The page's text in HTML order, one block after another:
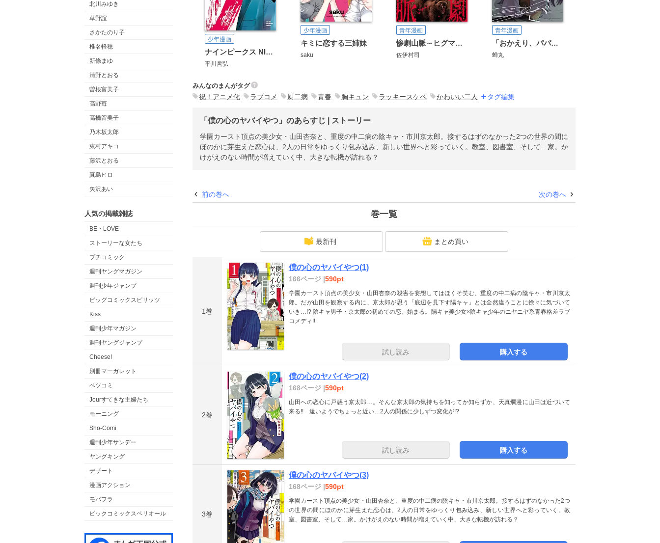
北川みゆき
草野誼
さかたのり子
椎名軽穂
新條まゆ
清野とおる
曽根富美子
高野苺
高橋留美子
乃木坂太郎
東村アキコ
藤沢とおる
真島ヒロ
矢沢あい
人気の掲載雑誌
BE・LOVE
ストーリーな女たち
プチコミック
週刊ヤングマガジン
週刊少年ジャンプ
ビッグコミックスピリッツ
Kiss
週刊少年マガジン
週刊ヤングジャンプ
Cheese!
別冊マーガレット
ベツコミ
Jourすてきな主婦たち
モーニング
Sho-Comi
週刊少年サンデー
ヤングキング
デザート
漫画アクション
モバフラ
ビックコミックスペリオール
少年漫画
ナインピークス NINE PEAKS
平川哲弘
少年漫画
キミに恋する三姉妹
saku
青年漫画
惨劇山脈～ヒグマ襲撃～
佐伊村司
青年漫画
「おかえり、パパ」【電子単行本】
蝉丸
みんなのまんがタグ
祝！アニメ化 ラブコメ 厨二病 青春 胸キュン ラッキースケベ かわいい二人 タグ編集
「僕の心のヤバイやつ」のあらすじ | ストーリー
学園カースト頂点の美少女・山田杏奈と、重度の中二病の陰キャ・市川京太郎。接するはずのなかった2つの世界の間に
ほのかに芽生えた恋心は、2人の日常をゆっくり包み込み、新しい世界へと彩っていく。教室、図書室、そして…家。か
けがえのない時間が増えていく中、大きな転機が訪れる？
前の巻へ 次の巻へ
巻一覧
最新刊 まとめ買い
1巻
僕の心のヤバイやつ(1)
166ページ |590pt
学園カースト頂点の美少女・山田杏奈の殺害を妄想してはほくそ笑む、重度の中二病の陰キャ・市川京太
郎。だが山田を観察する内に、京太郎が思う「底辺を見下す陽キャ」とは全然違うことに徐々に気づいて
いき…!? 陰キャ男子・京太郎の初めての恋、始まる。陽キャ美少女×陰キャ少年のニヤニヤ系青春格差ラブ
コメディ!!
試し読み 購入する
2巻
僕の心のヤバイやつ(2)
168ページ |590pt
山田への恋心に戸惑う京太郎…。そんな京太郎の気持ちを知ってか知らずか、天真爛漫に山田は近づいて
来る!! 遠いようでちょっと近い…2人の関係に少しずつ変化が!?
試し読み 購入する
3巻
僕の心のヤバイやつ(3)
168ページ |590pt
学園カースト頂点の美少女・山田杏奈と、重度の中二病の陰キャ・市川京太郎。接するはずのなかった2つ
の世界の間にほのかに芽生えた恋心は、2人の日常をゆっくり包み込み、新しい世界へと彩っていく。教
室、図書室、そして…家。かけがえのない時間が増えていく中、大きな転機が訪れる？